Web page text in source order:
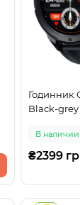
Годинник
Black-grey
В наличии
₴2399